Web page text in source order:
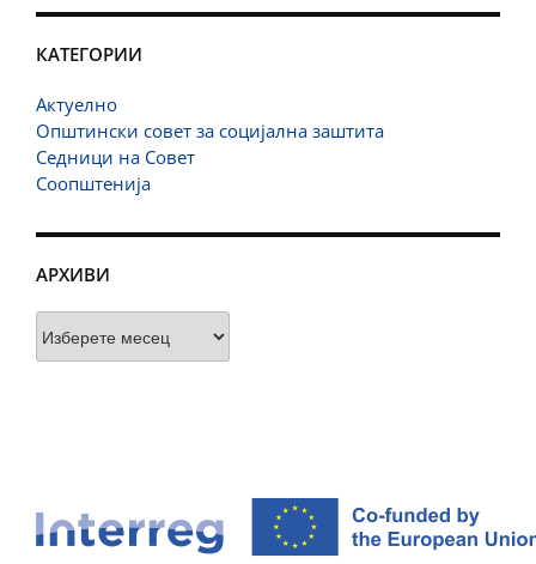
КАТЕГОРИИ
Актуелно
Општински совет за социјална заштита
Седници на Совет
Соопштенија
АРХИВИ